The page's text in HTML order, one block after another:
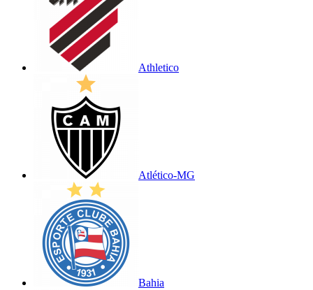
Athletico
Atlético-MG
Bahia